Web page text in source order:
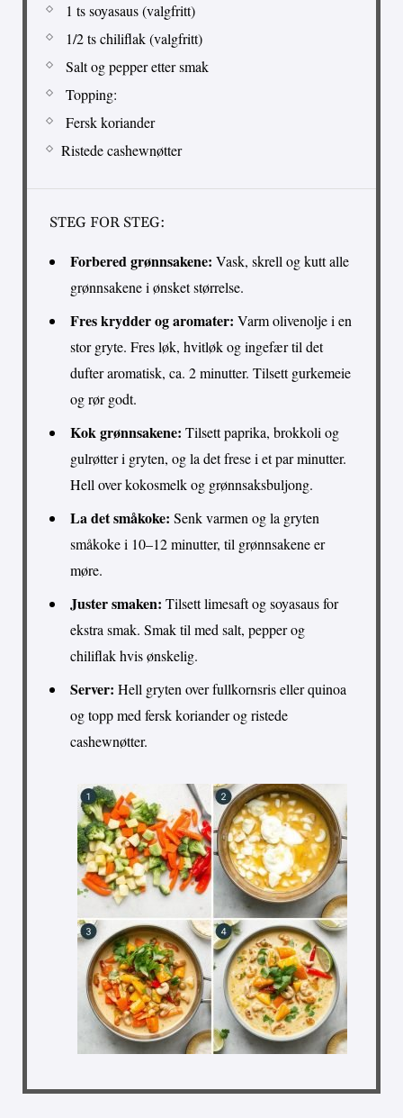
1 ts soyasaus (valgfritt)
1/2 ts chiliflak (valgfritt)
Salt og pepper etter smak
Topping:
Fersk koriander
Ristede cashewnøtter
STEG FOR STEG:
Forbered grønnsakene: Vask, skrell og kutt alle
grønnsakene i ønsket størrelse.
Fres krydder og aromater: Varm olivenolje i en
stor gryte. Fres løk, hvitløk og ingefær til det
dufter aromatisk, ca. 2 minutter. Tilsett gurkemeie
og rør godt.
Kok grønnsakene: Tilsett paprika, brokkoli og
gulrøtter i gryten, og la det frese i et par minutter.
Hell over kokosmelk og grønnsaksbuljong.
La det småkoke: Senk varmen og la gryten
småkoke i 10–12 minutter, til grønnsakene er
møre.
Juster smaken: Tilsett limesaft og soyasaus for
ekstra smak. Smak til med salt, pepper og
chiliflak hvis ønskelig.
Server: Hell gryten over fullkornsris eller quinoa
og topp med fersk koriander og ristede
cashewnøtter.